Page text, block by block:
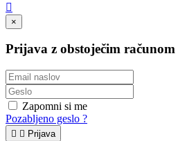

×
Prijava z obstoječim računom
Zapomni si me
Pozabljeno geslo ?
  Prijava